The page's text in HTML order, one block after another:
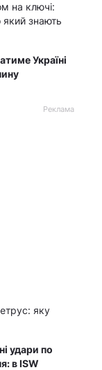
на ключі:
знають
Україні
Реклама
яку
удари по
в ISW